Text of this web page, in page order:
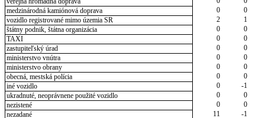
medzinárodná kamiónová doprava
0
0
vozidlo registrované mimo územia SR
2
1
štátny podnik, štátna organizácia
0
0
TAXI
0
0
zastupiteľský úrad
0
0
ministerstvo vnútra
0
0
ministerstvo obrany
0
0
obecná, mestská polícia
0
0
iné vozidlo
0
-1
ukradnuté, neoprávnene použité vozidlo
0
0
nezistené
0
0
nezadané
11 -1